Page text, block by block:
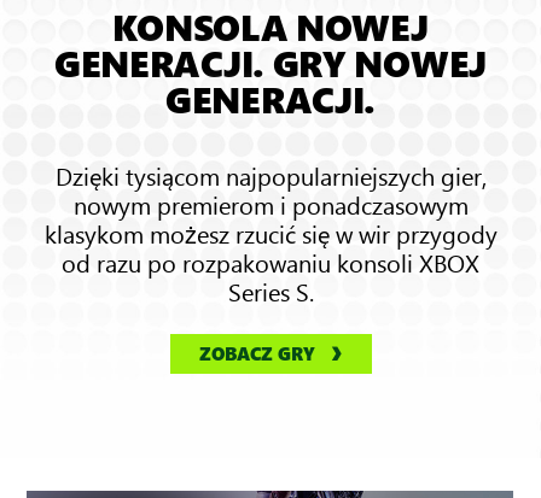
KONSOLA NOWEJ
GENERACJI. GRY NOWEJ
GENERACJI.
Dzięki tysiącom najpopularniejszych gier,
nowym premierom i ponadczasowym
klasykom możesz rzucić się w wir przygody
od razu po rozpakowaniu konsoli XBOX
Series S.
ZOBACZ GRY